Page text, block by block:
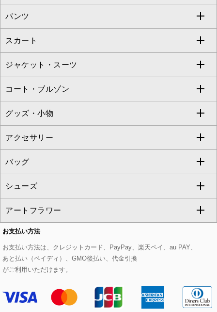
eur3
Maison de CINQ
MK MICHEL KLEIN BAG
カットソー・Tシャツ
ブラウス・シャツ
ニット・セーター
カーディガン
アンサンブルセット
ベスト・ジレ
パーカー
タンクトップ・キャミソール
スウェット・ジャージー
その他のトップス
すべてのワンピース・ドレス
ワンピース
ドレス
チュニック
ジャンパースカート
その他のワンピース・ドレス
パンツ
すべてのパンツ
フルレングスパンツ
クロップド・半端丈パンツ
ガウチョ・ワイドパンツ
ハーフ・ショート丈パンツ
サロペット・オールインワン
その他のパンツ
スカート
すべてのスカート
ロング・マキシ丈スカート
ひざ丈スカート
ミモレ丈スカート
ショート・ミニ丈スカート
その他のスカート
ジャケット・スーツ
すべてのジャケット・スーツ
テーラードジャケット
ノーカラージャケット
セットアップ
セットアップジャケット
セットアップパンツ
セットアップスカート
セットアップワンピース
コート・ブルゾン
すべてのコート・ブルゾン
トレンチコート
ピーコート
ダッフルコート
チェスターコート
モッズコート
ステンカラーコート
ライダースジャケット
グッズ・小物
すべてのグッズ・小物
マスク
ストール・マフラー・スヌード
ベルト・サスペンダー
帽子
ヘアアクセサリー
ハンカチ・バンダナ
アクセサリー
すべてのアクセサリー
ネックレス
ピアス・イヤリング
ブレスレット・バングル
ブローチ・コサージュ
バッグ
すべてのバッグ
トートバッグ
ショルダーバッグ
ボストンバッグ
バックパック・リュック
シューズ
すべてのシューズ
パンプス
スニーカー
フラットシューズ
アートフラワー
すべてのアートフラワー
ローズ
カサブランカ・カラー
お支払い方法
お支払い方法は、クレジットカード、PayPay、楽天ペイ、au PAY、
あと払い（ペイディ）、GMO後払い、代金引換
がご利用いただけます。